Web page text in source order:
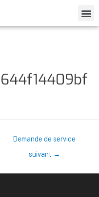
Demande de service
suivant →